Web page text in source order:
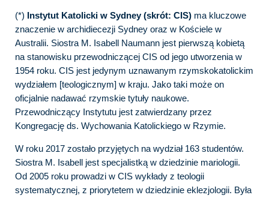
(*) Instytut Katolicki w Sydney (skrót: CIS) ma kluczowe
znaczenie w archidiecezji Sydney oraz w Kościele w
Australii. Siostra M. Isabell Naumann jest pierwszą kobietą
na stanowisku przewodniczącej CIS od jego utworzenia w
1954 roku. CIS jest jedynym uznawanym rzymskokatolickim
wydziałem [teologicznym] w kraju. Jako taki może on
oficjalnie nadawać rzymskie tytuły naukowe.
Przewodniczący Instytutu jest zatwierdzany przez
Kongregację ds. Wychowania Katolickiego w Rzymie.
W roku 2017 zostało przyjętych na wydział 163 studentów.
Siostra M. Isabell jest specjalistką w dziedzinie mariologii.
Od 2005 roku prowadzi w CIS wykłady z teologii
systematycznej, z priorytetem w dziedzinie eklezjologii. Była